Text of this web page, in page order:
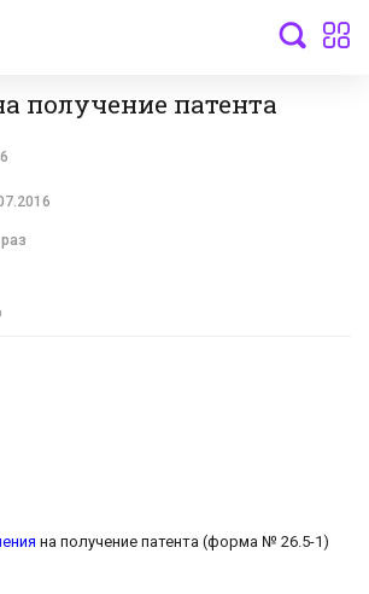
получение патента
на получение патента (форма № 26.5-1)